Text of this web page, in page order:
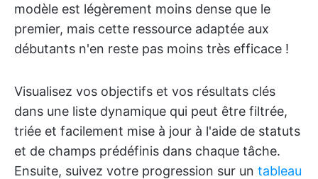
modèle est légèrement moins dense que le
premier, mais cette ressource adaptée aux
débutants n'en reste pas moins très efficace !
Visualisez vos objectifs et vos résultats clés
dans une liste dynamique qui peut être filtrée,
triée et facilement mise à jour à l'aide de statuts
et de champs prédéfinis dans chaque tâche.
Ensuite, suivez votre progression sur un tableau